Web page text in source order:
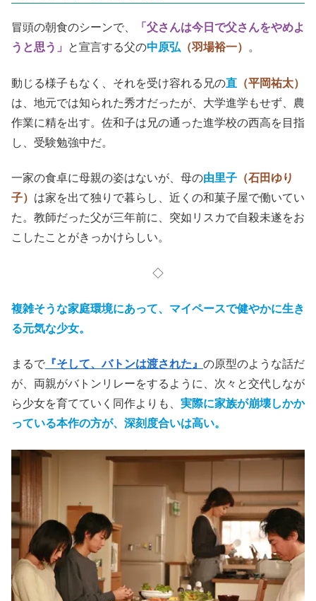
冒頭の朝食のシーンで、
「父さんは今日で父さんをやめよ
うと思う」
と宣言する父の中原弘 （羽場裕一） 。
動じる様子もなく、それを受け容れる兄の直 （平岡祐太）
は、地元では知られた秀才だったが、大学進学もせず、農
作業に精を出す。佐和子は兄の通った進学校の西高を目指
し、受験勉強中だ。
一家の食卓に母親の姿はないが、母の由里子 （石田ゆり
子） は家を出て独りで暮らし、近くの和菓子屋で働いてい
た。教師だった父が三年前に、突如リスカで自殺未遂をお
こしたことがきっかけらしい。
◇
複雑そうな家庭環境にあって、マイペースで健やかに生き
る元気な少女。
まるで 『そして、バトンは渡された』 の原型のような話だ
が、両親がバトンリレーをするように、次々と交代しなが
ら少女を育てていく同作よりも、 実際に家族が崩壊しかか
っている本作の方が、深刻度合いは高い。